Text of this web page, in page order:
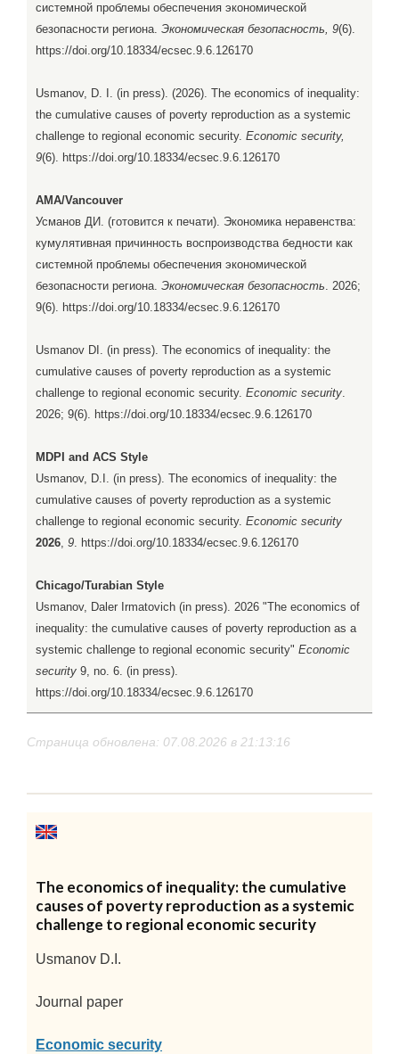
системной проблемы обеспечения экономической
безопасности региона. Экономическая безопасность, 9(6).
https://doi.org/10.18334/ecsec.9.6.126170
Usmanov, D. I. (in press). (2026). The economics of inequality:
the cumulative causes of poverty reproduction as a systemic
challenge to regional economic security. Economic security,
9(6). https://doi.org/10.18334/ecsec.9.6.126170
AMA/Vancouver
Усманов ДИ. (готовится к печати). Экономика неравенства:
кумулятивная причинность воспроизводства бедности как
системной проблемы обеспечения экономической
безопасности региона. Экономическая безопасность. 2026;
9(6). https://doi.org/10.18334/ecsec.9.6.126170
Usmanov DI. (in press). The economics of inequality: the
cumulative causes of poverty reproduction as a systemic
challenge to regional economic security. Economic security.
2026; 9(6). https://doi.org/10.18334/ecsec.9.6.126170
MDPI and ACS Style
Usmanov, D.I. (in press). The economics of inequality: the
cumulative causes of poverty reproduction as a systemic
challenge to regional economic security. Economic security
2026, 9. https://doi.org/10.18334/ecsec.9.6.126170
Chicago/Turabian Style
Usmanov, Daler Irmatovich (in press). 2026 "The economics of
inequality: the cumulative causes of poverty reproduction as a
systemic challenge to regional economic security" Economic
security 9, no. 6. (in press).
https://doi.org/10.18334/ecsec.9.6.126170
Страница обновлена: 07.08.2026 в 21:13:16
The economics of inequality: the cumulative
causes of poverty reproduction as a systemic
challenge to regional economic security
Usmanov D.I.
Journal paper
Economic security